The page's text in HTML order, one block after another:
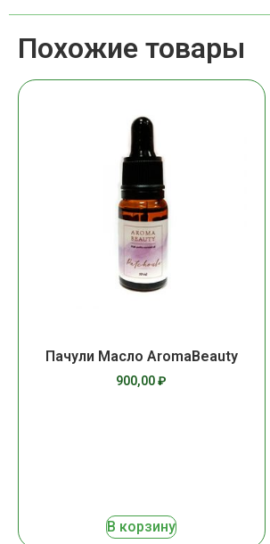
Похожие товары
Пачули Масло AromaBeauty
900,00₽
В корзину